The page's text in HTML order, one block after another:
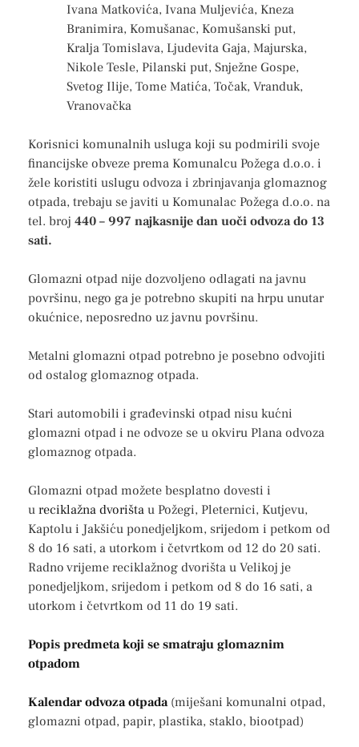
Ivana Matkovića, Ivana Muljevića, Kneza
Branimira, Komušanac, Komušanski put,
Kralja Tomislava, Ljudevita Gaja, Majurska,
Nikole Tesle, Pilanski put, Snježne Gospe,
Svetog Ilije, Tome Matića, Točak, Vranduk,
Vranovačka
Korisnici komunalnih usluga koji su podmirili svoje
financijske obveze prema Komunalcu Požega d.o.o. i
žele koristiti uslugu odvoza i zbrinjavanja glomaznog
otpada, trebaju se javiti u Komunalac Požega d.o.o. na
tel. broj 440 – 997 najkasnije dan uoči odvoza do 13
sati.
Glomazni otpad nije dozvoljeno odlagati na javnu
površinu, nego ga je potrebno skupiti na hrpu unutar
okućnice, neposredno uz javnu površinu.
Metalni glomazni otpad potrebno je posebno odvojiti
od ostalog glomaznog otpada.
Stari automobili i građevinski otpad nisu kućni
glomazni otpad i ne odvoze se u okviru Plana odvoza
glomaznog otpada.
Glomazni otpad možete besplatno dovesti i
u reciklažna dvorištau Požegi, Pleternici, Kutjevu,
Kaptolu i Jakšiću ponedjeljkom, srijedom i petkom od
8 do 16 sati, a utorkom i četvrtkom od 12 do 20 sati.
Radno vrijeme reciklažnog dvorišta u Velikoj je
ponedjeljkom, srijedom i petkom od 8 do 16 sati, a
utorkom i četvrtkom od 11 do 19 sati.
Popis predmeta koji se smatraju glomaznim
otpadom
Kalendar odvoza otpada(miješani komunalni otpad,
glomazni otpad, papir, plastika, staklo, biootpad)